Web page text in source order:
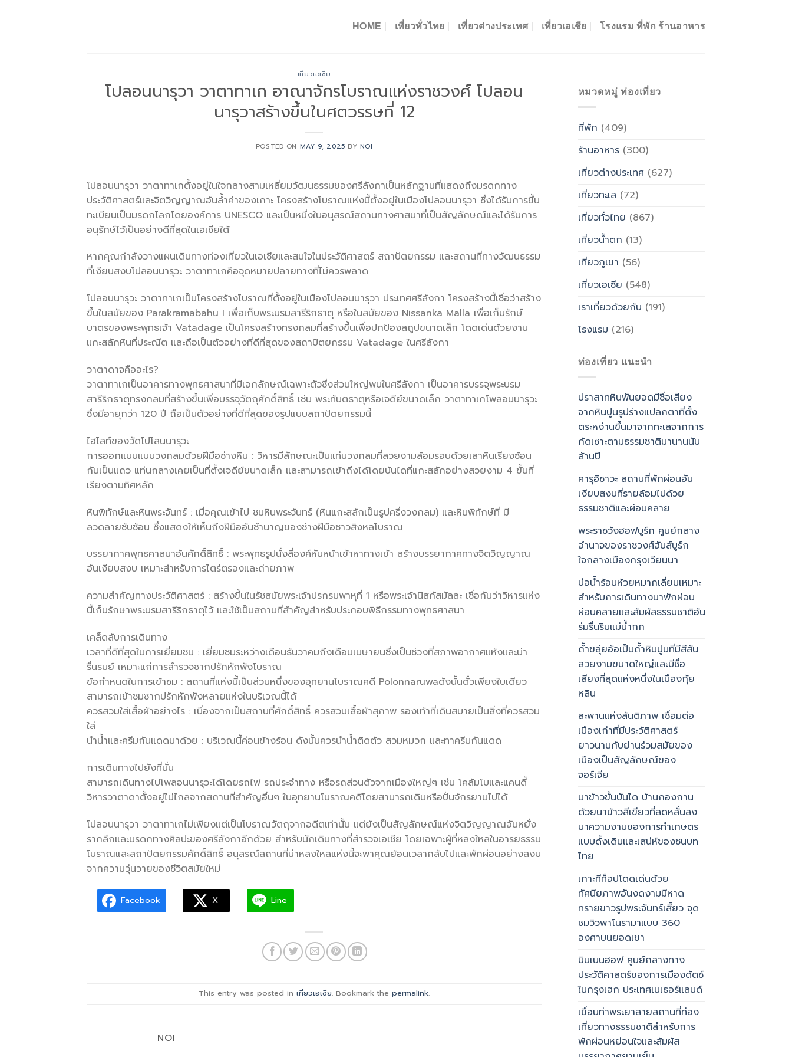
HOME เที่ยวทั่วไทย เที่ยวต่างประเทศ เที่ยวเอเชีย โรงแรม ที่พัก ร้านอาหาร
เที่ยวเอเซีย
โปลอนนารุวา วาตาทาเก อาณาจักรโบราณแห่งราชวงศ์ โปลอน
นารุวาสร้างขึ้นในศตวรรษที่ 12
POSTED ON MAY 9, 2025 BY NOI
โปลอนนารุวา วาตาทาเกตั้งอยู่ในใจกลางสามเหลี่ยมวัฒนธรรมของศรีลังกาเป็นหลักฐานที่แสดงถึงมรดกทาง
ประวัติศาสตร์และจิตวิญญาณอันล้ำค่าของเกาะ โครงสร้างโบราณแห่งนี้ตั้งอยู่ในเมืองโปลอนนารุวา ซึ่งได้รับการขึ้น
ทะเบียนเป็นมรดกโลกโดยองค์การ UNESCO และเป็นหนึ่งในอนุสรณ์สถานทางศาสนาที่เป็นสัญลักษณ์และได้รับการ
อนุรักษ์ไว้เป็นอย่างดีที่สุดในเอเชียใต้
หากคุณกำลังวางแผนเดินทางท่องเที่ยวในเอเชียและสนใจในประวัติศาสตร์ สถาปัตยกรรม และสถานที่ทางวัฒนธรรม
ที่เงียบสงบโปลอนนารุวะ วาตาทาเกคือจุดหมายปลายทางที่ไม่ควรพลาด
โปลอนนารุวะ วาตาทาเกเป็นโครงสร้างโบราณที่ตั้งอยู่ในเมืองโปลอนนารุวา ประเทศศรีลังกา โครงสร้างนี้เชื่อว่าสร้าง
ขึ้นในสมัยของ Parakramabahu I เพื่อเก็บพระบรมสารีริกธาตุ หรือในสมัยของ Nissanka Malla เพื่อเก็บรักษ์
บาตรของพระพุทธเจ้า Vatadage เป็นโครงสร้างทรงกลมที่สร้างขึ้นเพื่อปกป้องสถูปขนาดเล็ก โดดเด่นด้วยงาน
แกะสลักหินที่ประณีต และถือเป็นตัวอย่างที่ดีที่สุดของสถาปัตยกรรม Vatadage ในศรีลังกา
วาตาดาจคืออะไร?
วาตาทาเกเป็นอาคารทางพุทธศาสนาที่มีเอกลักษณ์เฉพาะตัวซึ่งส่วนใหญ่พบในศรีลังกา เป็นอาคารบรรจุพระบรม
สารีริกธาตุทรงกลมที่สร้างขึ้นเพื่อบรรจุวัตถุศักดิ์สิทธิ์ เช่น พระทันตธาตุหรือเจดีย์ขนาดเล็ก วาตาทาเกโพลอนนารุวะ
ซึ่งมีอายุกว่า 120 ปี ถือเป็นตัวอย่างที่ดีที่สุดของรูปแบบสถาปัตยกรรมนี้
ไฮไลท์ของวัดโปโลนนารุวะ
การออกแบบแบบวงกลมด้วยฝีมือช่างหิน : วิหารมีลักษณะเป็นแท่นวงกลมที่สวยงามล้อมรอบด้วยเสาหินเรียงซ้อน
กันเป็นแถว แท่นกลางเคยเป็นที่ตั้งเจดีย์ขนาดเล็ก และสามารถเข้าถึงได้โดยบันไดที่แกะสลักอย่างสวยงาม 4 ขั้นที่
เรียงตามทิศหลัก
หินพิทักษ์และหินพระจันทร์ : เมื่อคุณเข้าไป ชมหินพระจันทร์ (หินแกะสลักเป็นรูปครึ่งวงกลม) และหินพิทักษ์ที่ มี
ลวดลายซับซ้อน ซึ่งแสดงให้เห็นถึงฝีมืออันชำนาญของช่างฝีมือชาวสิงหลโบราณ
บรรยากาศพุทธศาสนาอันศักดิ์สิทธิ์ : พระพุทธรูปนั่งสี่องค์หันหน้าเข้าหาทางเข้า สร้างบรรยากาศทางจิตวิญญาณ
อันเงียบสงบ เหมาะสำหรับการไตร่ตรองและถ่ายภาพ
ความสำคัญทางประวัติศาสตร์ : สร้างขึ้นในรัชสมัยพระเจ้าปรกรมพาหุที่ 1 หรือพระเจ้านิสกัสมัลละ เชื่อกันว่าวิหารแห่ง
นี้เก็บรักษาพระบรมสารีริกธาตุไว้ และใช้เป็นสถานที่สำคัญสำหรับประกอบพิธีกรรมทางพุทธศาสนา
เคล็ดลับการเดินทาง
เวลาที่ดีที่สุดในการเยี่ยมชม : เยี่ยมชมระหว่างเดือนธันวาคมถึงเดือนเมษายนซึ่งเป็นช่วงที่สภาพอากาศแห้งและน่า
รื่นรมย์ เหมาะแก่การสำรวจซากปรักหักพังโบราณ
ข้อกำหนดในการเข้าชม : สถานที่แห่งนี้เป็นส่วนหนึ่งของอุทยานโบราณคดี Polonnaruwaดังนั้นตั๋วเพียงใบเดียว
สามารถเข้าชมซากปรักหักพังหลายแห่งในบริเวณนี้ได้
ควรสวมใส่เสื้อผ้าอย่างไร : เนื่องจากเป็นสถานที่ศักดิ์สิทธิ์ ควรสวมเสื้อผ้าสุภาพ รองเท้าที่เดินสบายเป็นสิ่งที่ควรสวม
ใส่
นำน้ำและครีมกันแดดมาด้วย : บริเวณนี้ค่อนข้างร้อน ดังนั้นควรนำน้ำติดตัว สวมหมวก และทาครีมกันแดด
การเดินทางไปยังที่นั่น
สามารถเดินทางไปโพลอนนารุวะได้โดยรถไฟ รถประจำทาง หรือรถส่วนตัวจากเมืองใหญ่ๆ เช่น โคลัมโบและแคนดี้
วิหารวาตาดาตั้งอยู่ไม่ไกลจากสถานที่สำคัญอื่นๆ ในอุทยานโบราณคดีโดยสามารถเดินหรือปั่นจักรยานไปได้
โปลอนนารุวา วาตาทาเกไม่เพียงแต่เป็นโบราณวัตถุจากอดีตเท่านั้น แต่ยังเป็นสัญลักษณ์แห่งจิตวิญญาณอันหยั่ง
รากลึกและมรดกทางศิลปะของศรีลังกาอีกด้วย สำหรับนักเดินทางที่สำรวจเอเชีย โดยเฉพาะผู้ที่หลงใหลในอารยธรรม
โบราณและสถาปัตยกรรมศักดิ์สิทธิ์ อนุสรณ์สถานที่น่าหลงใหลแห่งนี้จะพาคุณย้อนเวลากลับไปและพักผ่อนอย่างสงบ
จากความวุ่นวายของชีวิตสมัยใหม่
Facebook X Line
This entry was posted inเที่ยวเอเซีย. Bookmark thepermalink.
NOI
หมวดหมู่ ท่องเที่ยว
ที่พัก (409)
ร้านอาหาร(300)
เที่ยวต่างประเทศ(627)
เที่ยวทะเล (72)
เที่ยวทั่วไทย (867)
เที่ยวน้ำตก (13)
เที่ยวภูเขา (56)
เที่ยวเอเซีย (548)
เราเที่ยวด้วยกัน (191)
โรงแรม (216)
ท่องเที่ยว แนะนำ
ปราสาทหินพันยอดมีชื่อเสียง
จากหินปูนรูปร่างแปลกตาที่ตั้ง
ตระหง่านขึ้นมาจากทะเลจากการ
กัดเซาะตามธรรมชาติมานานนับ
ล้านปี
คารุอิซาวะ สถานที่พักผ่อนอัน
เงียบสงบที่รายล้อมไปด้วย
ธรรมชาติและผ่อนคลาย
พระราชวังฮอฟบูร์ก ศูนย์กลาง
อำนาจของราชวงศ์ฮับส์บูร์ก
ใจกลางเมืองกรุงเวียนนา
บ่อน้ำร้อนห้วยหมากเลี่ยมเหมาะ
สำหรับการเดินทางมาพักผ่อน
ผ่อนคลายและสัมผัสธรรมชาติอัน
ร่มรื่นริมแม่น้ำกก
ถ้ำขลุ่ยอ้อเป็นถ้ำหินปูนที่มีสีสัน
สวยงามขนาดใหญ่และมีชื่อ
เสียงที่สุดแห่งหนึ่งในเมืองกุ้ย
หลิน
สะพานแห่งสันติภาพ เชื่อมต่อ
เมืองเก่าที่มีประวัติศาสตร์
ยาวนานกับย่านร่วมสมัยของ
เมืองเป็นสัญลักษณ์ของ
จอร์เจีย
นาข้าวขั้นบันได บ้านกองกาน
ด้วยนาข้าวสีเขียวที่ลดหลั่นลง
มาความงามของการทำเกษตร
แบบดั้งเดิมและเสน่ห์ของชนบท
ไทย
เกาะทีท็อปโดดเด่นด้วย
ทัศนียภาพอันงดงามมีหาด
ทรายขาวรูปพระจันทร์เสี้ยว จุด
ชมวิวพาโนรามาแบบ 360
องศาบนยอดเขา
บินเนนฮอฟ ศูนย์กลางทาง
ประวัติศาสตร์ของการเมืองดัตช์
ในกรุงเฮก ประเทศเนเธอร์แลนด์
เขื่อนท่าพระยาสายสถานที่ท่อง
เที่ยวทางธรรมชาติสำหรับการ
พักผ่อนหย่อนใจและสัมผัส